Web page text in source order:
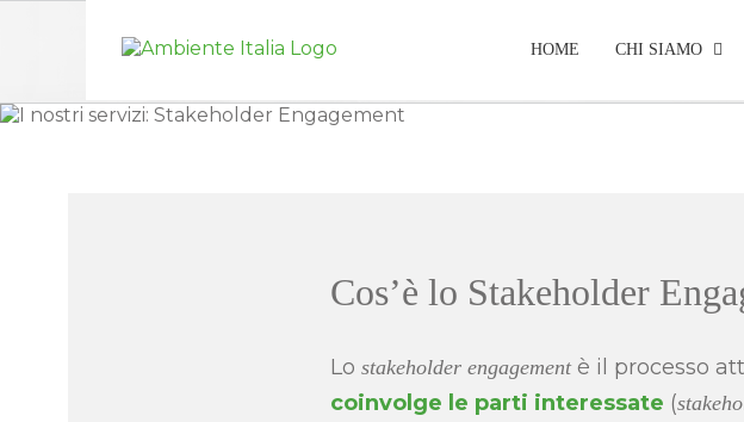
HOME CHI SIAMO
Cos’è lo Stakeholder
Lo stakeholder engagementè il processo
coinvolge le parti interessate (